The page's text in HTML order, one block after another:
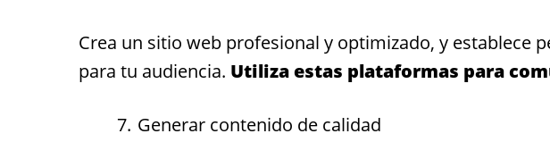
Crea un sitio web profesional y optimizado, y establece
para tu audiencia. Utiliza estas plataformas para
Generar contenido de calidad